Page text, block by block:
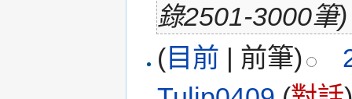
錄2501-3000筆)
( 目前 | 前筆)